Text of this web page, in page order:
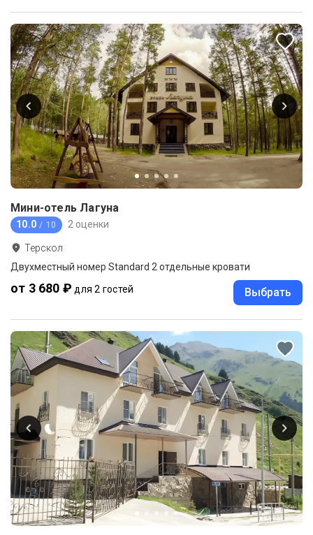
Мини-отель Лагуна
10.0 / 10 2 оценки
Терскол
Двухместный номер Standard 2 отдельные кровати
от 3 680 ₽ для 2 гостей Выбрать